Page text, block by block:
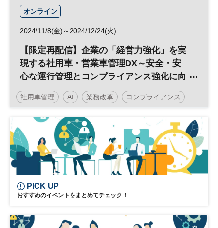
オンライン
2024/11/8(金)～2024/12/24(火)
【限定再配信】企業の「経営力強化」を実
現する社用車・営業車管理DX～安全・安
心な運行管理とコンプライアンス強化に向
けて～
社用車管理 AI 業務改革 コンプライアンス
経営戦略 DX
日経メッセプレミアム・カンファレンス・シリーズ
日経プレミアム・カンファレンス・シリーズ
PICK UP
おすすめのイベントをまとめてチェック！